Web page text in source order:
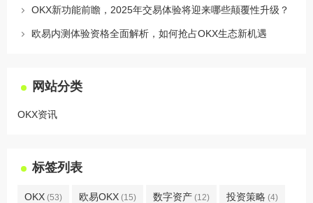
OKX新功能前瞻，2025年交易体验将迎来哪些颠覆性升级？
欧易内测体验资格全面解析，如何抢占OKX生态新机遇
网站分类
OKX资讯
标签列表
OKX (53) 欧易OKX (15) 数字资产 (12) 投资策略 (4)